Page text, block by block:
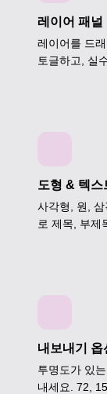
레이어 패널
레이어를 드
토글하고, 실
도형 & 텍스
사각형, 원,
로 제목, 부제
내보내기 옵
투명도가 있
내세요. 72,